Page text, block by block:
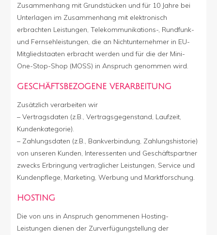
Zusammenhang mit Grundstücken und für 10 Jahre bei
Unterlagen im Zusammenhang mit elektronisch
erbrachten Leistungen, Telekommunikations-, Rundfunk-
und Fernsehleistungen, die an Nichtunternehmer in EU-
Mitgliedstaaten erbracht werden und für die der Mini-
One-Stop-Shop (MOSS) in Anspruch genommen wird.
GESCHÄFTSBEZOGENE VERARBEITUNG
Zusätzlich verarbeiten wir
– Vertragsdaten (z.B., Vertragsgegenstand, Laufzeit,
Kundenkategorie).
– Zahlungsdaten (z.B., Bankverbindung, Zahlungshistorie)
von unseren Kunden, Interessenten und Geschäftspartner
zwecks Erbringung vertraglicher Leistungen, Service und
Kundenpflege, Marketing, Werbung und Marktforschung.
HOSTING
Die von uns in Anspruch genommenen Hosting-
Leistungen dienen der Zurverfügungstellung der